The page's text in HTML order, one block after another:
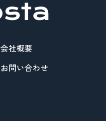
会社概要
お問い合わせ